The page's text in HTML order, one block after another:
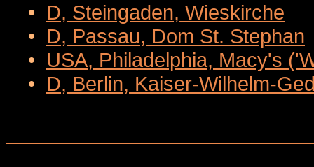
• D, Steingaden, Wieskirche
• D, Passau, Dom St. Stephan
• USA, Philadelphia, Macy's
• D, Berlin, Kaiser-Wilhelm-